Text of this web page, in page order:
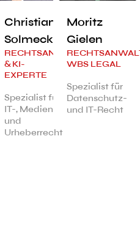
Christian
Solmecke
RECHTSANWALT
& KI-
EXPERTE
Spezialist für
IT-, Medien-
und
Urheberrecht
Moritz
Gielen
WBS LEGAL
Spezialist für
Datenschutz-
und IT-Recht